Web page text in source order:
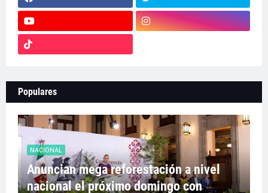
Populares
NACIONAL
Anuncian mega reforestación a nivel
nacional el próximo domingo con